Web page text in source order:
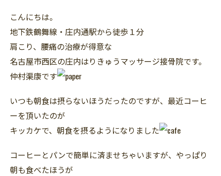
こんにちは。
地下鉄鶴舞線・庄内通駅から徒歩１分
肩こり、腰痛の治療が得意な
名古屋市西区の庄内はりきゅうマッサージ接骨院です。
仲村渠康です
いつも朝食は摂らないほうだったのですが、最近コーヒ
ーを頂いたのが
キッカケで、朝食を摂るようになりました
コーヒーとパンで簡単に済ませちゃいますが、やっぱり
朝も食べたほうが